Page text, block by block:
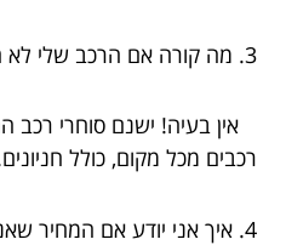
3. מה קורה אם הרכב שלי לא חונה על הדרך?
אין בעיה! ישנם סוחרי רכב
רכבים מכל מקום, כולל
4. איך אני יודע אם המחיר שאני מקבל הוא הוגן?